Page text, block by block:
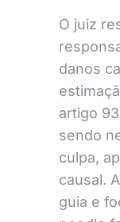
O juiz
danos
artigo
sendo
culpa,
causal.
guia e